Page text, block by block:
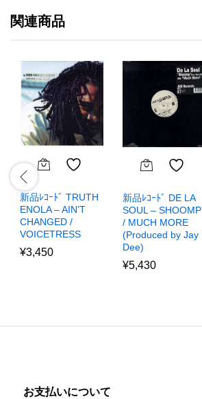
関連商品
新品ﾚｺｰﾄﾞ TRUTH
ENOLA – AIN’T
CHANGED /
VOICETRESS
¥3,450
新品ﾚｺｰﾄﾞ DE LA
SOUL – SHOOMP
/ MUCH MORE
(Produced by Jay
Dee)
¥5,430
お支払いについて